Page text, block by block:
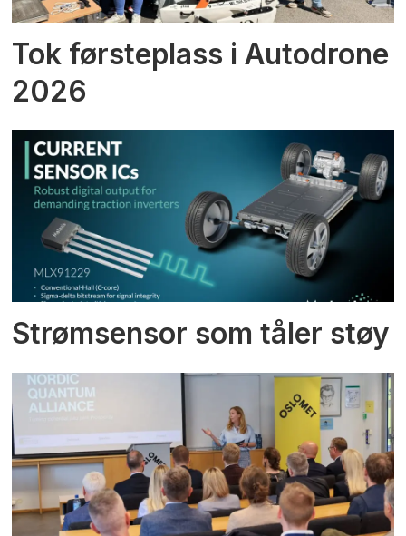
Tok førsteplass i Autodrone
2026
Strømsensor som tåler støy